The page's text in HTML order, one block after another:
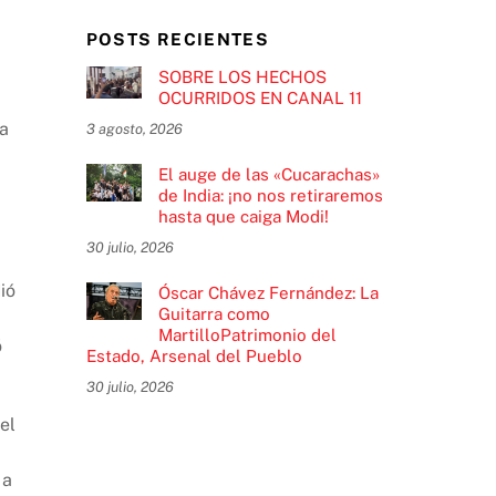
POSTS RECIENTES
SOBRE LOS HECHOS
OCURRIDOS EN CANAL 11
3 agosto, 2026
El auge de las «Cucarachas»
de India: ¡no nos retiraremos
hasta que caiga Modi!
30 julio, 2026
Óscar Chávez Fernández: La
Guitarra como
MartilloPatrimonio del
Estado, Arsenal del Pueblo
30 julio, 2026